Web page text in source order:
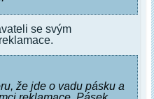
se svým
že jde o vadu pásku a